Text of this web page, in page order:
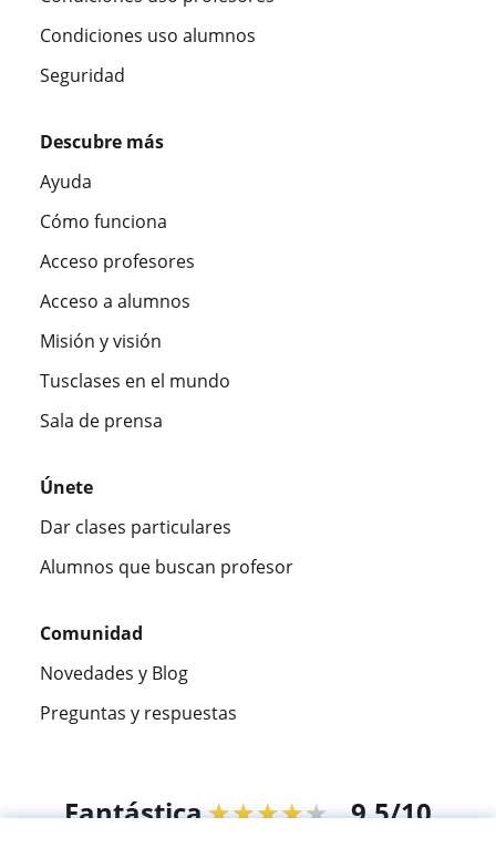
Condiciones uso alumnos
Seguridad
Descubre más
Ayuda
Cómo funciona
Acceso profesores
Acceso a alumnos
Misión y visión
Tusclases en el mundo
Sala de prensa
Únete
Dar clases particulares
Alumnos que buscan profesor
Comunidad
Novedades y Blog
Preguntas y respuestas
Fantástica★★★★★ 9,5/10